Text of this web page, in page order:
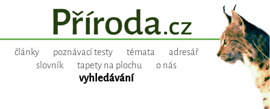
články poznávací testy témata
adresář
slovník
tapety na plochu o nás
vyhledávání